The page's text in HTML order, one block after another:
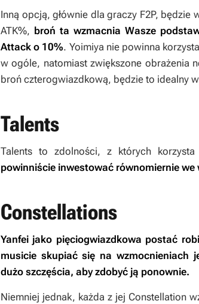
Inną opcją, głównie dla graczy F2P, będzie
ATK%, broń ta wzmacnia Wasze
Attack o 10%. Yoimiya nie powinna
w ogóle, natomiast zwiększone obrażenia
broń czterogwiazdkową, będzie to idealny
Talents
Talents to zdolności, z których
powinniście inwestować równomiernie we
Constellations
Yanfei jako pięciogwiazdkowa postać
musicie skupiać się na wzmocnieniach
dużo szczęścia, aby zdobyć ją ponownie.
Niemniej jednak, każda z jej Constellation